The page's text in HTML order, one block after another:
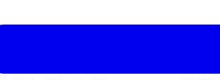
4-kanalig
DC 24 V